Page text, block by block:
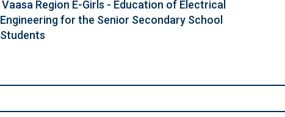
Vaasa Region E-Girls - Education of Electrical
Engineering for the Senior Secondary School
Students